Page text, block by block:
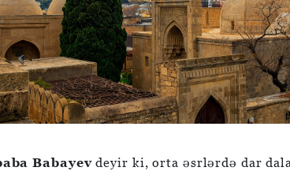
Babayevdeyir ki, orta əsrlərdə dar